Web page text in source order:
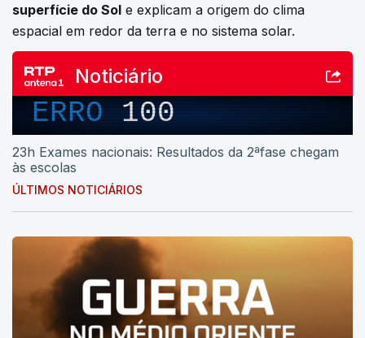
superfície do Sol e explicam a origem do clima
espacial em redor da terra e no sistema solar.
Noticiário
ERRO100
23h Exames nacionais: Resultados da 2ªfase chegam
às escolas
ÚLTIMOS NOTICIÁRIOS